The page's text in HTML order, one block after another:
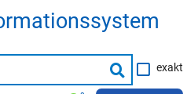
Suche
exakt